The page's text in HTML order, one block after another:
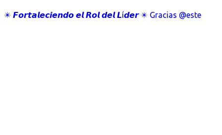
✴️ 𝙁𝙤𝙧𝙩𝙖𝙡𝙚𝙘𝙞𝙚𝙣𝙙𝙤 𝙚𝙡 𝙍𝙤𝙡 𝙙𝙚𝙡 𝙇í𝙙𝙚𝙧 ✴️ Gracias @este